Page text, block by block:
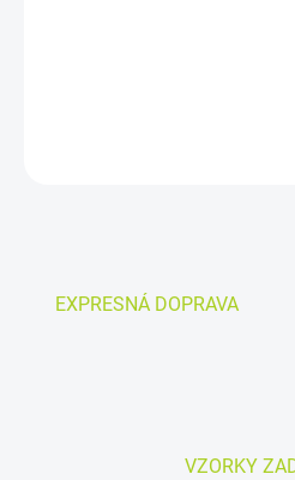
EXPRESNÁ DOPRAVA
VZORKY